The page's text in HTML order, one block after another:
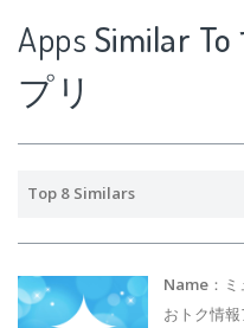
Apps Similar
プリ
Top 8 Similars
Name ：
おト